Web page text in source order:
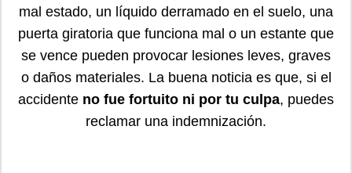
mal estado, un líquido derramado en el suelo, una
puerta giratoria que funciona mal o un estante que
se vence pueden provocar lesiones leves, graves
o daños materiales. La buena noticia es que, si el
accidente no fue fortuito ni por tu culpa, puedes
reclamar una indemnización.